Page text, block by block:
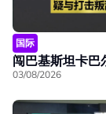
国际
闯巴基斯坦卡巴
03/08/2026